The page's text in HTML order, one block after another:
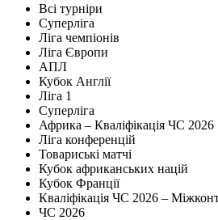
Всі турніри
Суперліга
Ліга чемпіонів
Ліга Європи
АПЛ
Кубок Англії
Ліга 1
Суперліга
Африка – Кваліфікація ЧС 2026
Ліга конференцій
Товариські матчі
Кубок африканських націй
Кубок Франції
Кваліфікація ЧС 2026 –
ЧС 2026